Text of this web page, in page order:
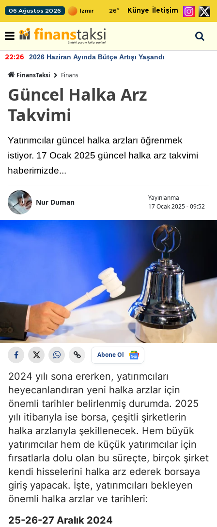
06 Ağustos 2026 26° Künye İletişim
22:26 2026 Haziran Ayında Bütçe Artışı Yaşandı
FinansTaksi Finans
Güncel Halka Arz
Takvimi
Yatırımcılar güncel halka arzları öğrenmek
istiyor. 17 Ocak 2025 güncel halka arz takvimi
haberimizde...
Nur Duman
Yayınlanma
17 Ocak 2025 - 09:52
Abone Ol
2024 yılı sona ererken, yatırımcıları
heyecanlandıran yeni halka arzlar için
önemli tarihler belirlenmiş durumda. 2025
yılı itibarıyla ise borsa, çeşitli şirketlerin
halka arzlarıyla şekillenecek. Hem büyük
yatırımcılar hem de küçük yatırımcılar için
fırsatlarla dolu olan bu süreçte, birçok şirket
kendi hisselerini halka arz ederek borsaya
giriş yapacak. İşte, yatırımcıları bekleyen
önemli halka arzlar ve tarihleri:
25-26-27 Aralık 2024